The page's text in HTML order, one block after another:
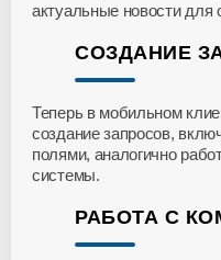
актуальные новости для
СОЗДАНИЕ
Теперь в мобильном
создание запросов,
полями, аналогично
системы.
РАБОТА С